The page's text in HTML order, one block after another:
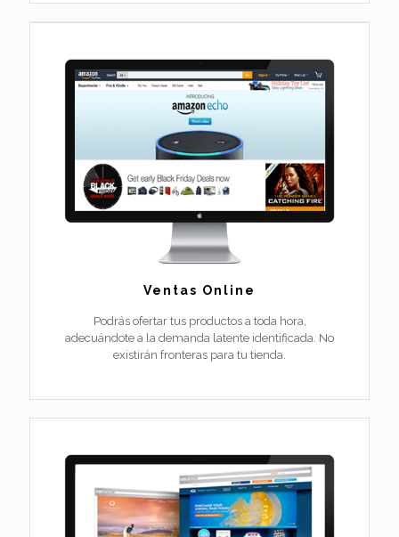
Ventas Online
Podrás ofertar tus productos a toda hora,
adecuándote a la demanda latente identificada. No
existirán fronteras para tu tienda.